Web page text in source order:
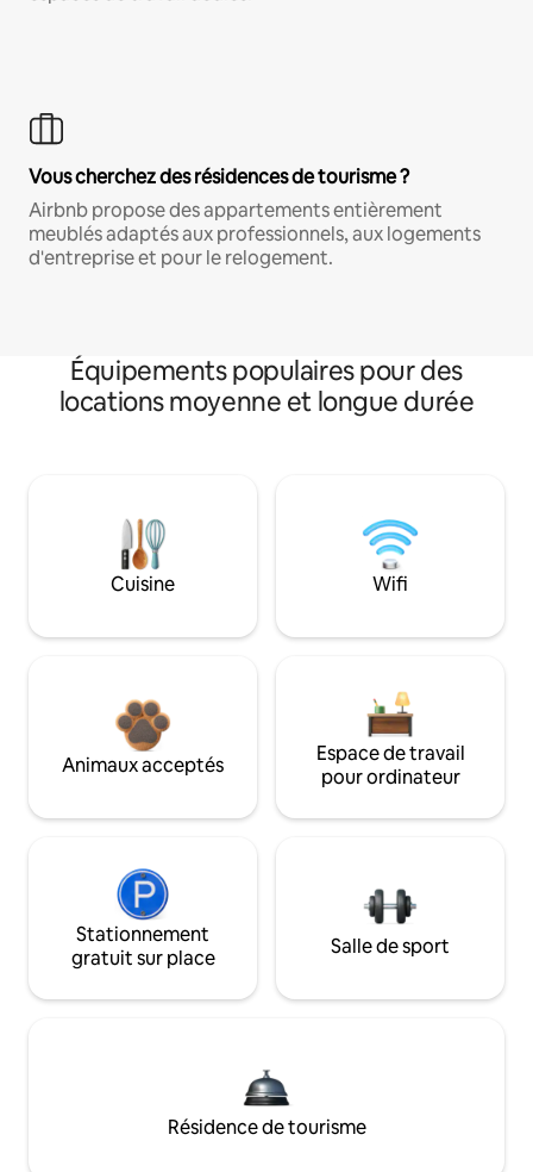
Vous cherchez des résidences de tourisme ?
Airbnb propose des appartements entièrement
meublés adaptés aux professionnels, aux logements
d'entreprise et pour le relogement.
Équipements populaires pour des
locations moyenne et longue durée
Cuisine Wifi
Animaux acceptés
Espace de travail
pour ordinateur
Stationnement
gratuit sur place
Salle de sport
Résidence de tourisme